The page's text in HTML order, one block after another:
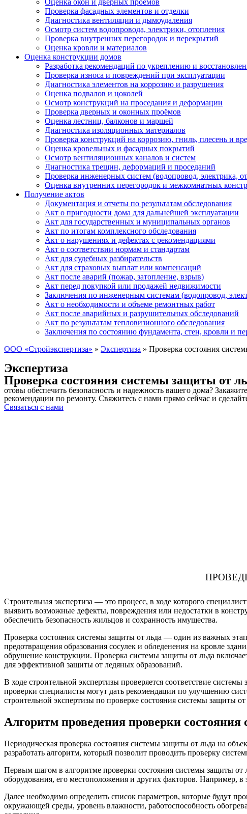
Оценка окон и дверных проёмов
Проверка фасадных элементов и отделки
Диагностика вентиляции и дымоудаления
Осмотр систем водопровода, электрики, отопления
Проверка внутренних перегородок и перекрытий
Оценка кровли и материалов
Оценка конструкции домов
Разработка рекомендаций по укреплению и
Проверка износа и повреждений при эксплуатации
Диагностика элементов на коррозию и разрушения
Оценка подвалов и цоколей
Осмотр конструкций на проседания и деформации
Проверка дверных и оконных проёмов
Оценка лестниц, балконов и маршей
Диагностика изоляционных материалов
Проверка конструкций на коррозию, гниль, плесень и
Оценка кровельных и фасадных покрытий
Осмотр вентиляционных каналов и систем
Диагностика трещин, деформаций и проседаний
Проверка инженерных систем (водопровод, электрика,
Оценка внутренних перегородок и межкомнатных
Получение актов
Документация и отчеты по результатам обследования
Акт о пригодности дома для дальнейшей эксплуатации
Акт для государственных и муниципальных органов
Акт по итогам комплексного обследования
Акт о нарушениях и дефектах с рекомендациями
Акт о соответствии нормам и стандартам
Акт для судебных разбирательств
Акт для страховых выплат или компенсаций
Акт после аварий (пожар, затопление, взрыв)
Акт перед покупкой или продажей недвижимости
Заключения по инженерным системам (водопровод,
Акт о необходимости и объеме ремонтных работ
Акт после аварийных и разрушительных обследований
Акт по результатам тепловизионного обследования
Заключения по состоянию фундамента, стен, кровли и
ООО «Стройэкспертиза» » Экспертиза » Проверка состояния
Экспертиза
Проверка состояния системы защиты от
отовы обеспечить безопасность и надежность вашего дома?
рекомендации по ремонту. Свяжитесь с нами прямо сейчас и
Связаться с нами
Строительная экспертиза — это процесс, в ходе которого
выявить возможные дефекты, повреждения или недостатки в
обеспечить безопасность жильцов и сохранность имущества.
Проверка состояния системы защиты от льда — один из важных
предотвращения образования сосулек и обледенения на кровле
обрушение конструкции. Проверка системы защиты от льда
для эффективной защиты от ледяных образований.
В ходе строительной экспертизы проверяется соответствие
проверки специалисты могут дать рекомендации по улучшению
строительной экспертизы по проверке состояния системы защиты
Алгоритм проведения проверки
Периодическая проверка состояния системы защиты от льда на
разработать алгоритм, который позволит проводить проверку
Первым шагом в алгоритме проверки состояния системы защиты от
оборудования, его местоположения и других факторов. Например,
Далее необходимо определить список параметров, которые будут
окружающей среды, уровень влажности, работоспособность